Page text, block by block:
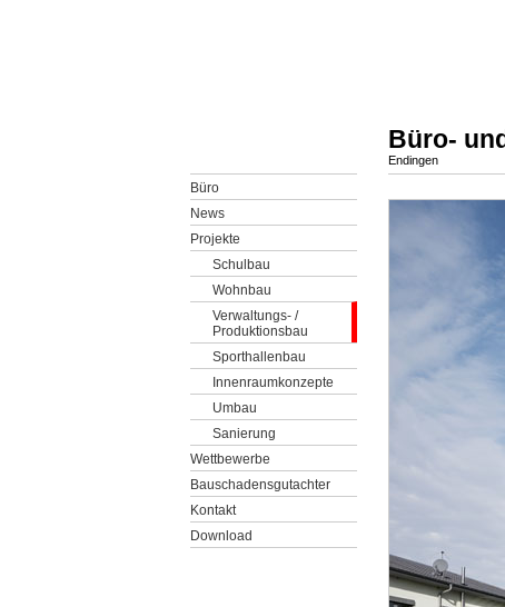
Büro
News
Projekte
Schulbau
Wohnbau
Verwaltungs- /
Produktionsbau
Sporthallenbau
Innenraumkonzepte
Umbau
Sanierung
Wettbewerbe
Bauschadensgutachter
Kontakt
Download
Büro-
Endingen